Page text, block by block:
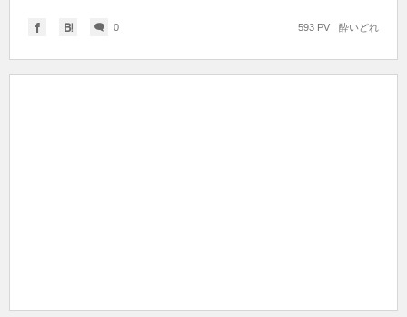
0 酔いどれ
593 PV